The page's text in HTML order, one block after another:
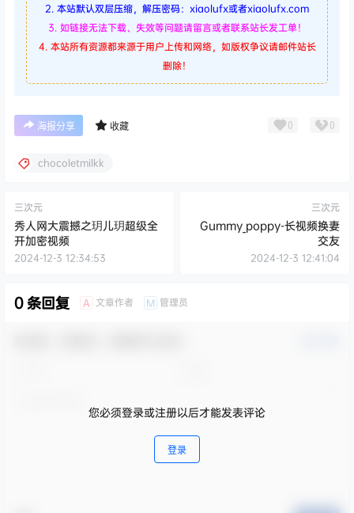
2. 本站默认双层压缩，解压密码：xiaolufx或者xiaolufx.com
3. 如链接无法下载、失效等问题请留言或者联系站长发工单！
4. 本站所有资源都来源于用户上传和网络，如版权争议请邮件站长
删除！
海报分享 收藏 0 0
chocoletmilkk
三次元
秀人网大震撼之玥儿玥超级全
开加密视频
2024-12-3 12:34:53
三次元
Gummy_poppy-长视频换妻
交友
2024-12-3 12:41:04
0 条回复 A 文章作者 M 管理员
您必须登录或注册以后才能发表评论
登录